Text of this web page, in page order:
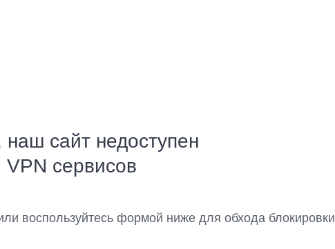
сайт недоступен
VPN сервисов
воспользуйтесь формой ниже для обхода блокировки